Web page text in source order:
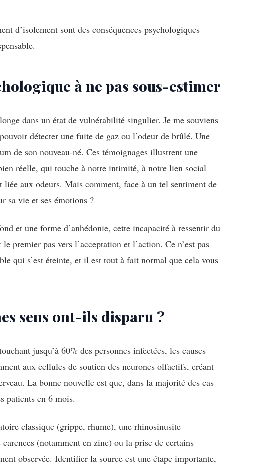
d’isolement sont des conséquences psychologiques
à ne pas sous-estimer
dans un état de vulnérabilité singulier. Je me souviens
détecter une fuite de gaz ou l’odeur de brûlé. Une
de son nouveau-né. Ces témoignages illustrent une
réelle, qui touche à notre intimité, à notre lien social
aux odeurs. Mais comment, face à un tel sentiment de
sa vie et ses émotions ?
et une forme d’anhédonie, cette incapacité à ressentir du
premier pas vers l’acceptation et l’action. Ce n’est pas
qui s’est éteinte, et il est tout à fait normal que cela vous
sens ont-ils disparu ?
jusqu’à 60% des personnes infectées, les causes
aux cellules de soutien des neurones olfactifs, créant
La bonne nouvelle est que, dans la majorité des cas
patients en 6 mois.
classique (grippe, rhume), une rhinosinusite
(notamment en zinc) ou la prise de certains
observée. Identifier la source est une étape importante,